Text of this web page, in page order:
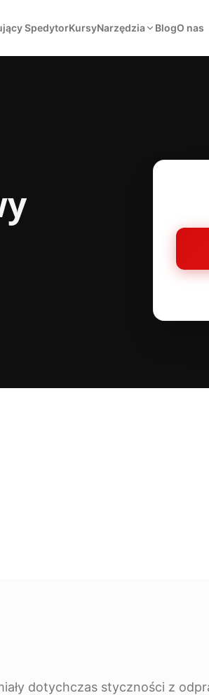
SpedytorKursyNarzędzia BlogO nas
dotychczas styczności z